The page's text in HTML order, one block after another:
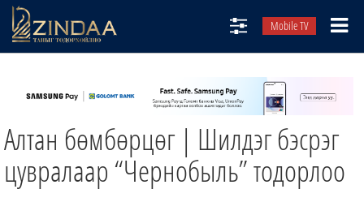
Mobile TV
ТВ8
ӨГЛӨӨНИЙ СОНИН
ЗИНДАА СЭТГҮҮЛ
Алтан бөмбөрцөг | Шилдэг бэсрэг
цувралаар “Чернобыль” тодорлоо